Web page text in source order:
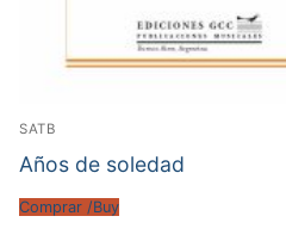
SATB
Años de soledad
Comprar /Buy